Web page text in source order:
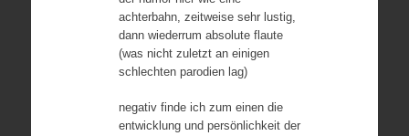
achterbahn, zeitweise sehr lustig,
dann wiederrum absolute flaute
(was nicht zuletzt an einigen
schlechten parodien lag)
negativ finde ich zum einen die
entwicklung und persönlichkeit der